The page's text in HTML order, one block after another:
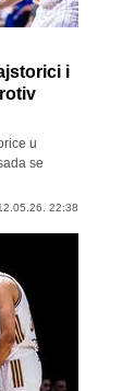
i
u
se
22:38